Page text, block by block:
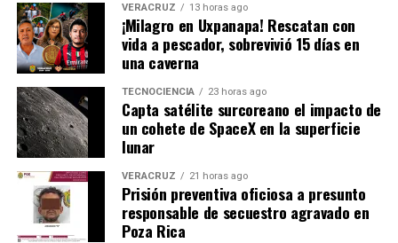
VERACRUZ 13 horas ago
¡Milagro en Uxpanapa! Rescatan con
vida a pescador, sobrevivió 15 días en
una caverna
TECNOCIENCIA 23 horas ago
Capta satélite surcoreano el impacto de
un cohete de SpaceX en la superficie
lunar
VERACRUZ 21 horas ago
Prisión preventiva oficiosa a presunto
responsable de secuestro agravado en
Poza Rica